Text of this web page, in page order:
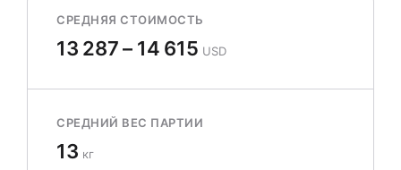
СРЕДНЯЯ СТОИМОСТЬ
13 287 – 14 615 USD
СРЕДНИЙ ВЕС ПАРТИИ
13 кг